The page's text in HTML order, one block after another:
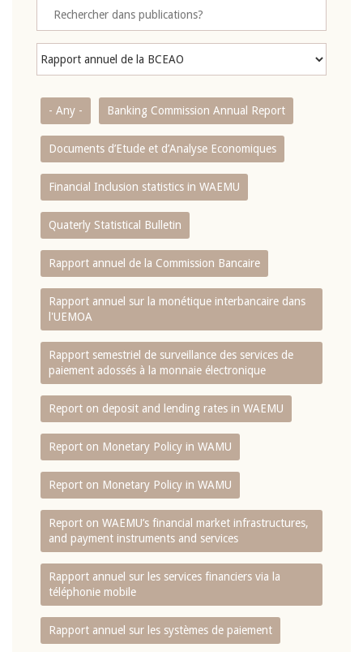
- Any - Banking Commission Annual Report
Documents d’Etude et d’Analyse Economiques
Financial Inclusion statistics in WAEMU
Quaterly Statistical Bulletin
Rapport annuel de la Commission Bancaire
Rapport annuel sur la monétique interbancaire dans
l'UEMOA
Rapport semestriel de surveillance des services de
paiement adossés à la monnaie électronique
Report on deposit and lending rates in WAEMU
Report on Monetary Policy in WAMU
Report on Monetary Policy in WAMU
Report on WAEMU’s financial market infrastructures,
and payment instruments and services
Rapport annuel sur les services financiers via la
téléphonie mobile
Rapport annuel sur les systèmes de paiement